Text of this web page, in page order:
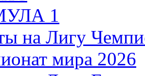
1
на Лигу
мира 2026